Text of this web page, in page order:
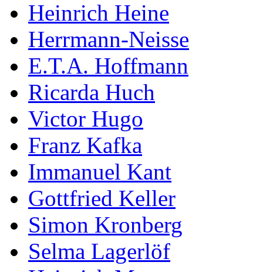
Heinrich Heine
Herrmann-Neisse
E.T.A. Hoffmann
Ricarda Huch
Victor Hugo
Franz Kafka
Immanuel Kant
Gottfried Keller
Simon Kronberg
Selma Lagerlöf